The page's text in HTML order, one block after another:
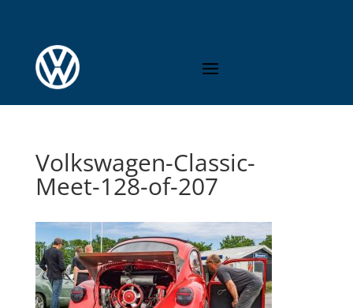
Volkswagen-Classic-
Meet-128-of-207